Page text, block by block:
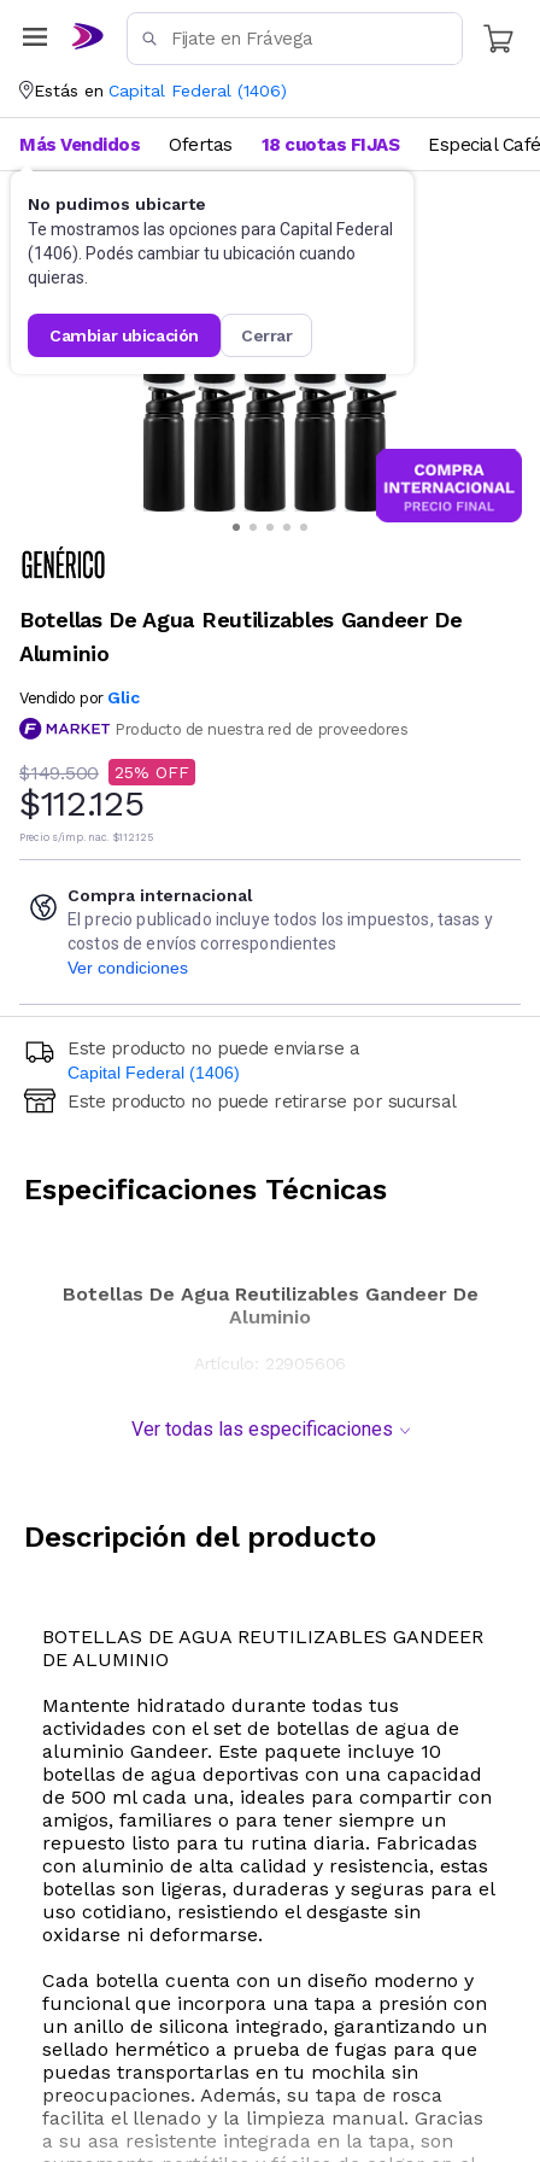
Estás en Capital Federal (1406)
No pudimos ubicarte
Te mostramos las opciones para Capital Federal
(1406). Podés cambiar tu ubicación cuando
quieras.
cambiar ubicación cerrar
Más Vendidos Ofertas 18 cuotas FIJAS Especial Café
Funcional, pilates y yoga
Botellas De Agua Reutilizables Gandeer De
Aluminio
Vendido por Glic
Producto de nuestra red de proveedores
$149.500 25
$112.125
Precio s/imp. nac. $112.125
Compra internacional
El precio publicado incluye todos los impuestos, tasas y
costos de envíos correspondientes
Ver condiciones
Este producto no puede enviarse a
Capital Federal (1406)
Ingresá código postal (sólo números)
Este producto no puede retirarse por sucursal
Especificaciones Técnicas
Botellas De Agua Reutilizables Gandeer De
Aluminio
Artículo: 22905606
Ver todas las especificaciones
Descripción del producto
BOTELLAS DE AGUA REUTILIZABLES GANDEER
DE ALUMINIO
Mantente hidratado durante todas tus
actividades con el set de botellas de agua de
aluminio Gandeer. Este paquete incluye 10
botellas de agua deportivas con una capacidad
de 500 ml cada una, ideales para compartir con
amigos, familiares o para tener siempre un
repuesto listo para tu rutina diaria. Fabricadas
con aluminio de alta calidad y resistencia, estas
botellas son ligeras, duraderas y seguras para el
uso cotidiano, resistiendo el desgaste sin
oxidarse ni deformarse.
Cada botella cuenta con un diseño moderno y
funcional que incorpora una tapa a presión con
un anillo de silicona integrado, garantizando un
sellado hermético a prueba de fugas para que
puedas transportarlas en tu mochila sin
preocupaciones. Además, su tapa de rosca
facilita el llenado y la limpieza manual. Gracias
a su asa resistente integrada en la tapa, son